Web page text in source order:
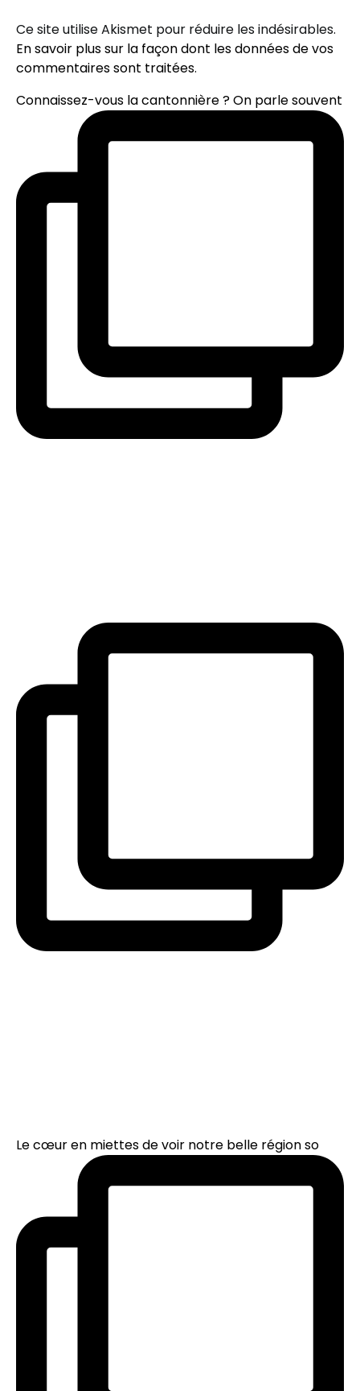
Ce site utilise Akismet pour réduire les indésirables.
En savoir plus sur la façon dont les données de vos
commentaires sont traitées.
Connaissez-vous la cantonnière ? On parle souvent
Le cœur en miettes de voir notre belle région so